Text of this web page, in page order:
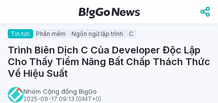
Tin tức Phần mềm Ngôn ngữ lập trình C
Trình Biên Dịch C Của Developer Độc Lập
Cho Thấy Tiềm Năng Bất Chấp Thách Thức
Về Hiệu Suất
Nhóm Cộng đồng BigGo
2025-09-17 09:13 (GMT+0)